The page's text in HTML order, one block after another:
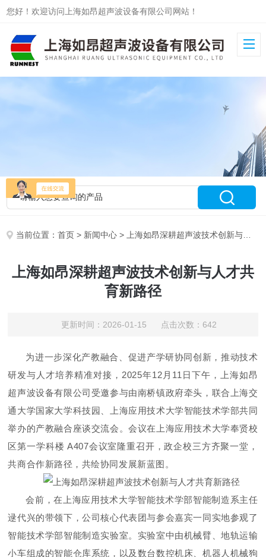
您好！欢迎访问上海如昂超声波设备有限公司网站！
当前位置：首页 > 新闻中心 > 上海如昂深耕超声波技术创新与人才共育新路径
上海如昂深耕超声波技术创新与人才共
育新路径
更新时间：2026-01-15 点击次数：642
为进一步深化产教融合、促进产学研协同创新，推动技术
研发与人才培养精准对接， 2025年12月11日下午，上海如昂
超声波设备有限公司受邀参与由南桥镇政府牵头，联合上海交
通大学国家大学科技园、上海应用技术大学智能技术学部共同
举办的产教融合座谈交流会。会议在上海应用技术大学奉贤校
区第一学科楼 A407会议室隆重召开，政企校三方齐聚一堂，
共商合作新路径，共绘协同发展新蓝图。
会前，在上海应用技术大学智能技术学部智能制造系主任
逯代兴的带领下，公司核心代表团与参会嘉宾一同实地参观了
智能技术学部智能制造实验室。实验室中由机械臂、地轨运输
小车组成的智能仓库系统，以及数台数控机床、机器人机械狗